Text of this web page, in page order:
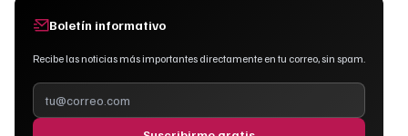
Boletín informativo
Recibe las noticias más importantes directamente en tu correo, sin spam.